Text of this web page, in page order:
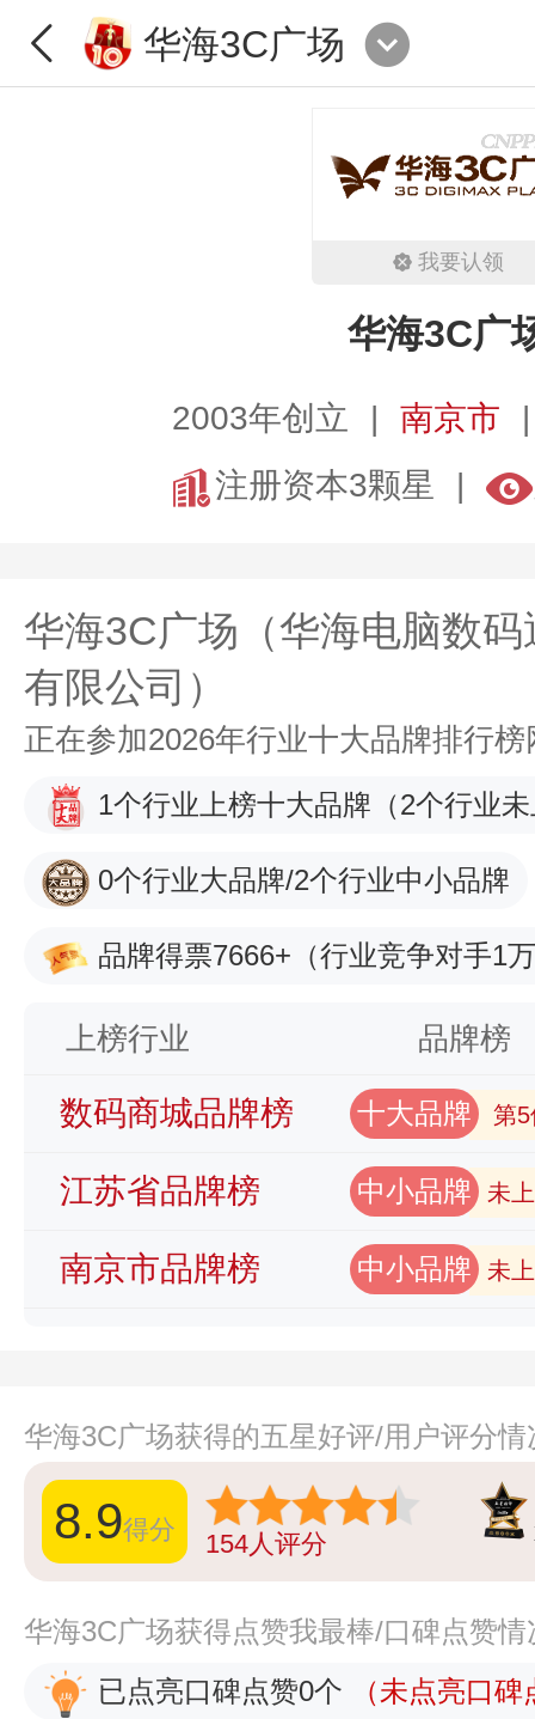
华海3C广场
我要认领
华海3C广
2003年创立
南京市
注册资本3颗星
华海3C广场（华海电脑数
有限公司）
正在参加2026年行业十大品牌排行
1个行业上榜十大品牌 （2个行业
0个行业大品牌/2个行业中小品牌
品牌得票7666+ （行业竞争对手1
上榜行业 品牌榜
数码商城品牌榜 十大品牌 第5
江苏省品牌榜 中小品牌 未
南京市品牌榜 中小品牌 未
华海3C广场获得的五星好评/用户评分情
8.9得分 154人评分
华海3C广场获得点赞我最棒/口碑点赞情
已点亮口碑点赞0个
（未点亮口